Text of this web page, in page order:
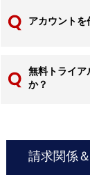
アカウントを
無料トライア
か？
請求関係